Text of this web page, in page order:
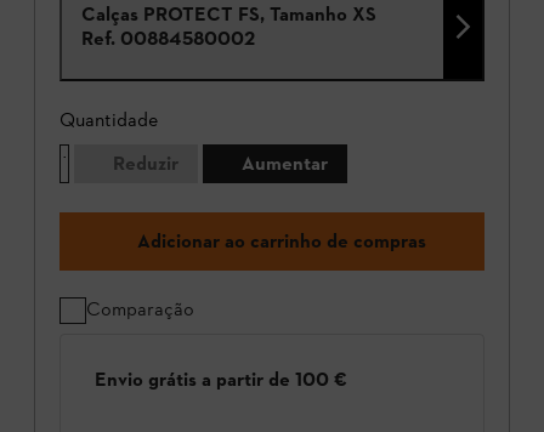
Calças PROTECT FS, Tamanho XS
Ref. 00884580002
Quantidade
Reduzir
Aumentar
Adicionar ao carrinho de compras
Comparação
Envio grátis a partir de 100 €